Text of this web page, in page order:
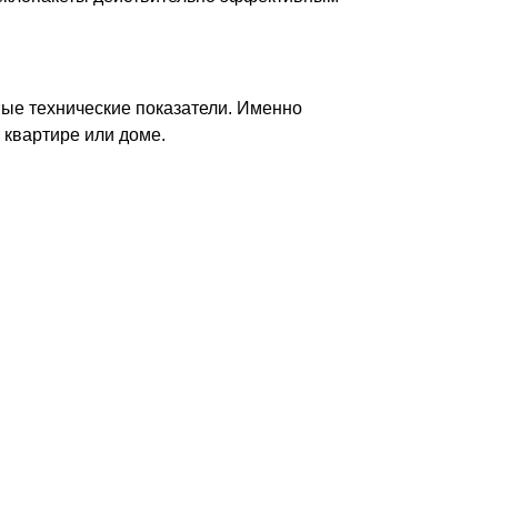
технические показатели. Именно
квартире или доме.